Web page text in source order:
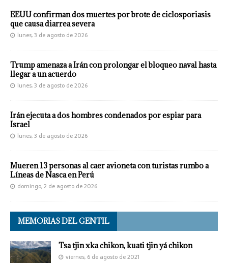
EEUU confirman dos muertes por brote de ciclosporiasis
que causa diarrea severa
lunes, 3 de agosto de 2026
Trump amenaza a Irán con prolongar el bloqueo naval hasta
llegar a un acuerdo
lunes, 3 de agosto de 2026
Irán ejecuta a dos hombres condenados por espiar para
Israel
lunes, 3 de agosto de 2026
Mueren 13 personas al caer avioneta con turistas rumbo a
Líneas de Nasca en Perú
domingo, 2 de agosto de 2026
MEMORIAS DEL GENTIL
Tsa tjin xka chikon, kuati tjin yá chikon
viernes, 6 de agosto de 2021